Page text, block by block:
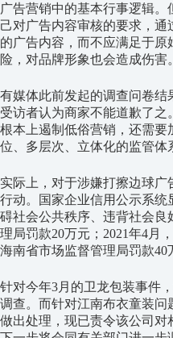
广告营销中的基本行事逻辑
己对广告内容审核的要求，
的广告内容，而不应满足于
险，对品牌形象也会造成伤害。
有媒体此前发起的调查问卷结
受访者认为商家不能道歉了
根本上遏制低俗营销，还需
位、多层次、立体化的监管体
实际上，对于涉嫌打擦边球
行动。国家企业信用公示系统
碍社会公共秩序、违背社会
理局罚款20万元；2021年4月
海南省市场监督管理局罚款40
针对今年3月的卫龙包装事件
调查。而针对江南布衣童装
做出处理，现已责令该公司对